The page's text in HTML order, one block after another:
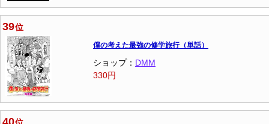
39位
僕の考えた最強の修学旅行（単話）
ショップ： DMM
330円
40